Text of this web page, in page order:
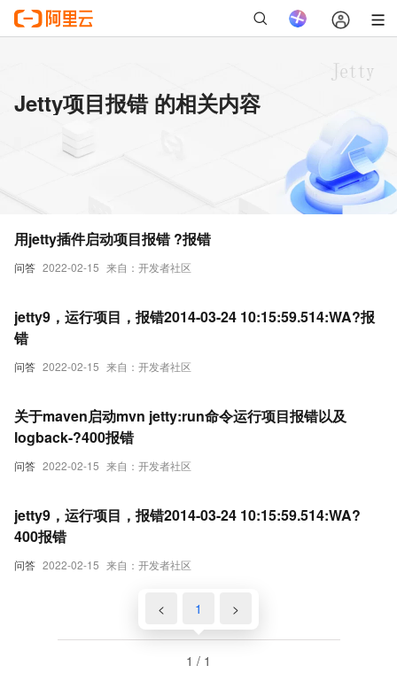
Jetty项目报错 的相关内容
问答 2022-02-15 来自：开发者社区
用jetty插件启动项目报错 ?报错
问答 2022-02-15 来自：开发者社区
jetty9，运行项目，报错2014-03-24 10:15:59.514:WA?报
错
问答 2022-02-15 来自：开发者社区
关于maven启动mvn jetty:run命令运行项目报错以及
logback-?400报错
问答 2022-02-15 来自：开发者社区
jetty9，运行项目，报错2014-03-24 10:15:59.514:WA?
400报错
< 1 >
1 / 1